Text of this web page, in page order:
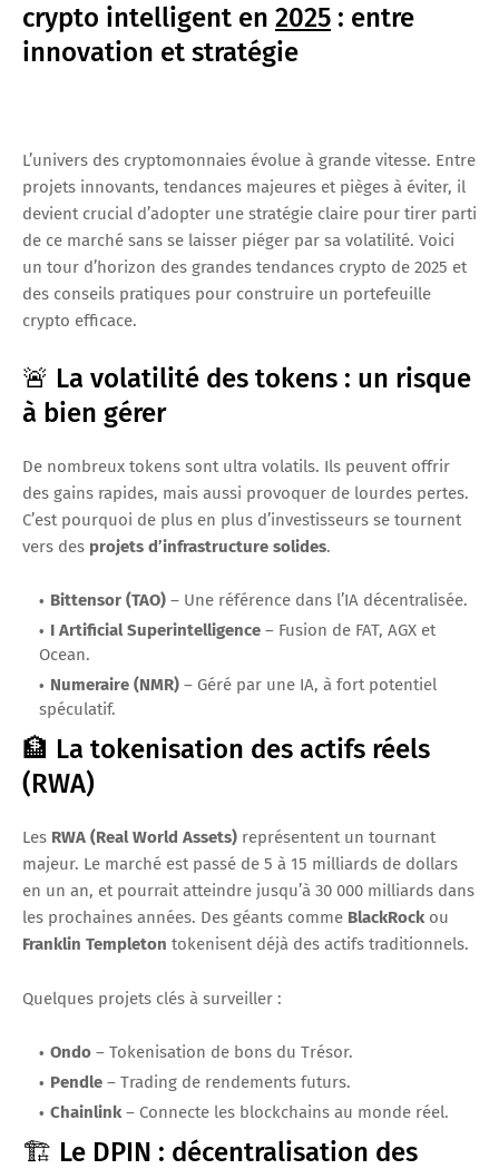
crypto intelligent en 2025 : entre
innovation et stratégie
L’univers des cryptomonnaies évolue à grande vitesse. Entre
projets innovants, tendances majeures et pièges à éviter, il
devient crucial d’adopter une stratégie claire pour tirer parti
de ce marché sans se laisser piéger par sa volatilité. Voici
un tour d’horizon des grandes tendances crypto de 2025 et
des conseils pratiques pour construire un portefeuille
crypto efficace.
🚨 La volatilité des tokens : un risque
à bien gérer
De nombreux tokens sont ultra volatils. Ils peuvent offrir
des gains rapides, mais aussi provoquer de lourdes pertes.
C’est pourquoi de plus en plus d’investisseurs se tournent
vers des projets d’infrastructure solides.
Bittensor (TAO) – Une référence dans l’IA décentralisée.
I Artificial Superintelligence – Fusion de FAT, AGX et
Ocean.
Numeraire (NMR) – Géré par une IA, à fort potentiel
spéculatif.
🏦 La tokenisation des actifs réels
(RWA)
Les RWA (Real World Assets) représentent un tournant
majeur. Le marché est passé de 5 à 15 milliards de dollars
en un an, et pourrait atteindre jusqu’à 30 000 milliards dans
les prochaines années. Des géants comme BlackRock ou
Franklin Templeton tokenisent déjà des actifs traditionnels.
Quelques projets clés à surveiller :
Ondo – Tokenisation de bons du Trésor.
Pendle – Trading de rendements futurs.
Chainlink – Connecte les blockchains au monde réel.
🏗️ Le DPIN : décentralisation des